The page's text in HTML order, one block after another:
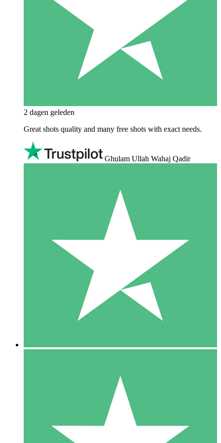
2 dagen geleden
Great shots quality and many free shots with exact needs.
Ghulam Ullah Wahaj Qadir